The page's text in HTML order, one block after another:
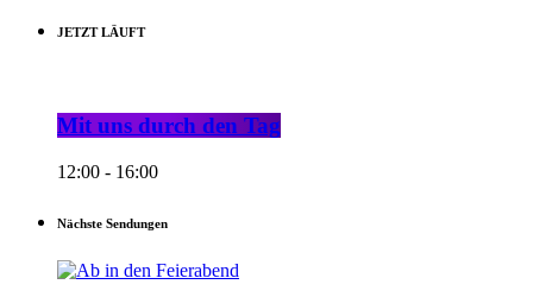
JETZT LÄUFT
Mit uns durch den Tag
12:00 - 16:00
Nächste Sendungen